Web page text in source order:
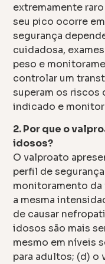
extremamente
seu pico ocorre
segurança
cuidadosa,
peso e
controlar um
superam os riscos
indicado e
2. Por que o
idosos?
O valproato
perfil de
monitoramento
a mesma
de causar
idosos são mais
mesmo em níveis
para adultos; (d) o